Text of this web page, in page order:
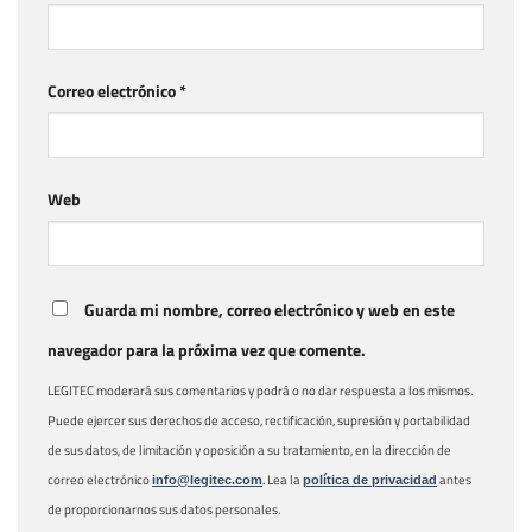
Correo electrónico*
Web
Guarda mi nombre, correo electrónico y web en este
navegador para la próxima vez que comente.
LEGITEC moderará sus comentarios y podrá o no dar respuesta a los mismos.
Puede ejercer sus derechos de acceso, rectificación, supresión y portabilidad
de sus datos, de limitación y oposición a su tratamiento, en la dirección de
correo electrónicoinfo@legitec.com. Lea lapolítica de privacidad antes
de proporcionarnos sus datos personales.